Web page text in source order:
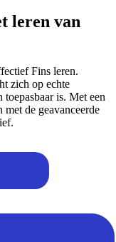
leren van
Fins leren.
zich op echte
toepasbaar is. Met een
de geavanceerde